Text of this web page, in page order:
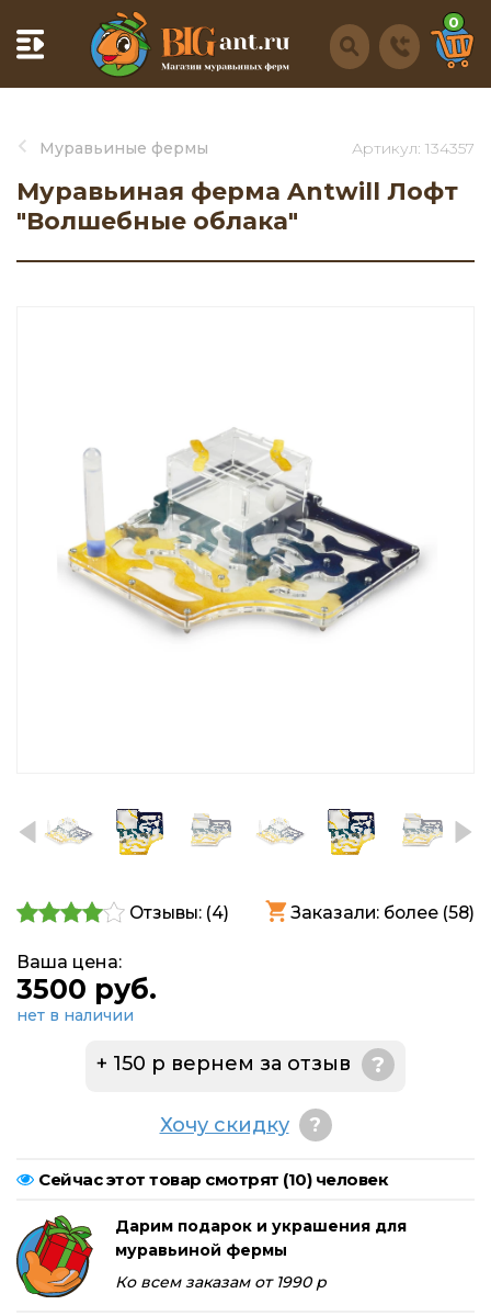
0
Муравьиные фермы
Муравьиная ферма Antwill Лофт
"Волшебные облака"
Артикул: 134357
Отзывы: (4) Заказали: более (58)
Ваша цена:
3500 руб.
нет в наличии
+ 150 р вернем за отзыв ?
Хочу скидку ?
Сейчас этот товар смотрят (10) человек
Дарим подарок и украшения для
муравьиной фермы
Ко всем заказам от 1990 р